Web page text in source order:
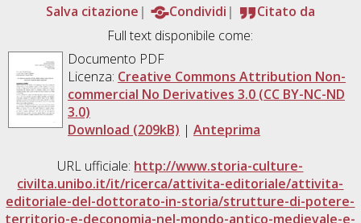
Salva citazione
Condividi
Citato da
Full text disponibile come:
Documento PDF
Licenza: Creative Commons Attribution Non-
commercial No Derivatives 3.0 (CC BY-NC-ND
3.0)
Download (209kB) | Anteprima
URL ufficiale: http://www.storia-culture-
civilta.unibo.it/it/ricerca/attivita-editoriale/attivita-
editoriale-del-dottorato-in-storia/strutture-di-potere-
territorio-e-deconomia-nel-mondo-antico-medievale-e-